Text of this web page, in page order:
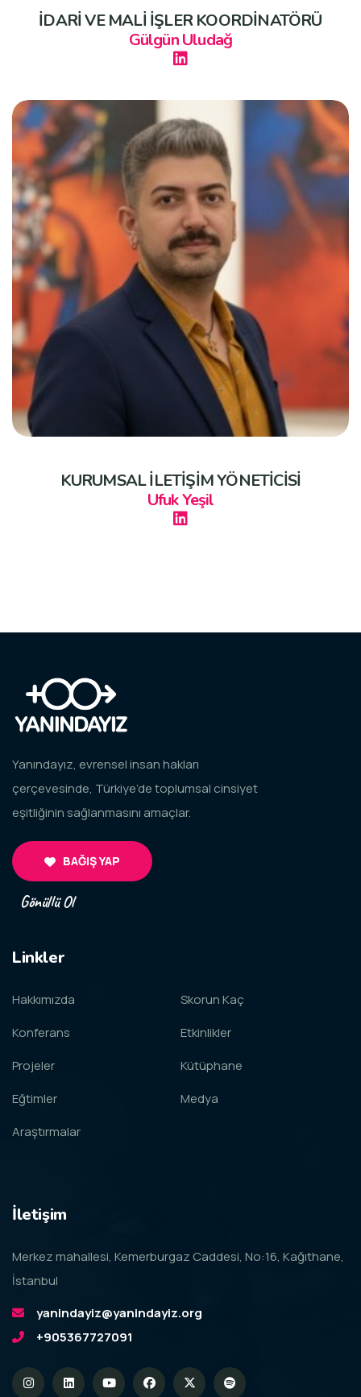
İDARİ VE MALİ İŞLER KOORDİNATÖRÜ
Gülgün Uludağ
KURUMSAL İLETİŞİM YÖNETİCİSİ
Ufuk Yeşil
Yanındayız, evrensel insan hakları
çerçevesinde, Türkiye’de toplumsal cinsiyet
eşitliğinin sağlanmasını amaçlar.
BAĞIŞ YAP
Gönüllü Ol
Linkler
Hakkımızda
Konferans
Projeler
Eğtimler
Araştırmalar
Skorun Kaç
Etkinlikler
Kütüphane
Medya
İletişim
Merkez mahallesi, Kemerburgaz Caddesi, No:16, Kağıthane,
İstanbul
yanindayiz@yanindayiz.org
+905367727091